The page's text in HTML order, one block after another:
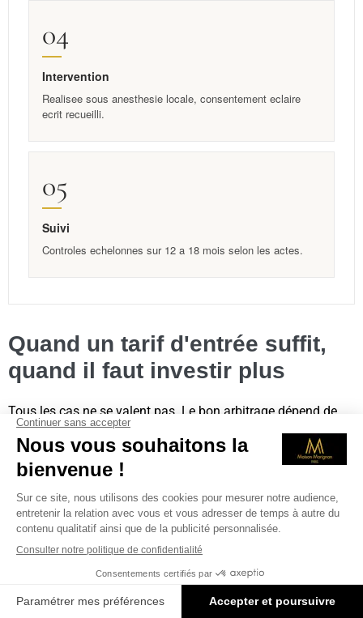
04
Intervention
Realisee sous anesthesie locale, consentement eclaire
ecrit recueilli.
05
Suivi
Controles echelonnes sur 12 a 18 mois selon les actes.
Quand un tarif d'entrée suffit,
quand il faut investir plus
Tous les cas ne se valent pas. Le bon arbitrage dépend de
votre diagnostic, de la zone à traiter et de vos attentes. Voici
quelques repères, à valider toujours en consultation
médicale.